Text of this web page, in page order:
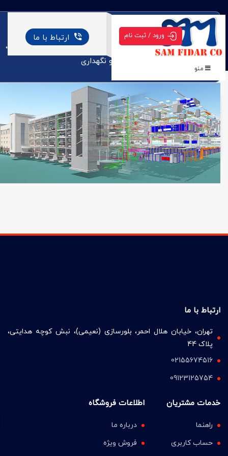
منو
ورود / ثبت نام ارتباط با ما
شرکت سام فیدار»پروژه ها»بیمارستان بهمن
بیمارستان بهمن
درباره ما
شرکت سام فیدار ایرانیان مشاوره طراحی و اجرای الکتریکال،
مکانیکال، ساختمانی و تعمیر و نگهداری
ارتباط با ما
تهران، خیابان هلال احمر، بلورسازی (نعیمی)، نبش کوچه هدایتی،
پلاک 44
02155674516
09123125754
خدمات مشتریان
راهنما
حساب کاربری
اطلاعات فروشگاه
درباره ما
فروش ویژه